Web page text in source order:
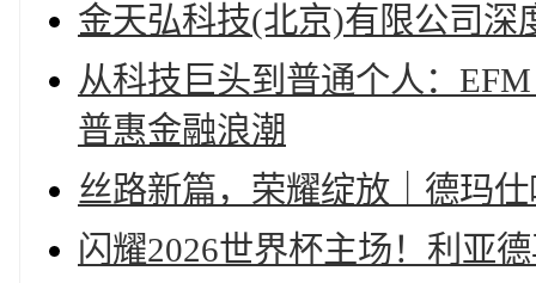
金天弘科技(北京)有限公司深
从科技巨头到普通个人：
普惠金融浪潮
丝路新篇，荣耀绽放｜德玛
闪耀2026世界杯主场！利亚